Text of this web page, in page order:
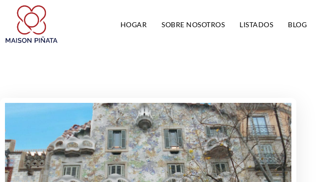
HOGAR SOBRE NOSOTROS LISTADOS BLOG